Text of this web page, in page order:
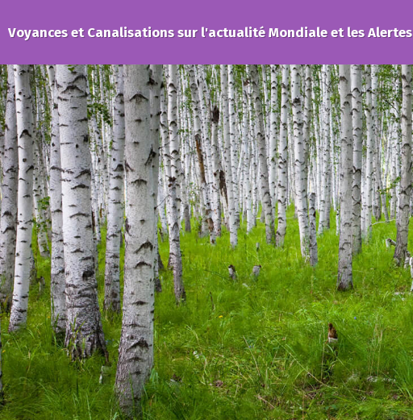
Voyances et Canalisations sur l'actualité Mondiale et les Alertes